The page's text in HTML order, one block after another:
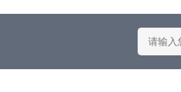
施耐德智能保护器选型